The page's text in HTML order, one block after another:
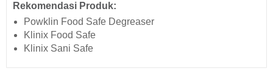
Rekomendasi Produk:
Powklin Food Safe Degreaser
Klinix Food Safe
Klinix Sani Safe